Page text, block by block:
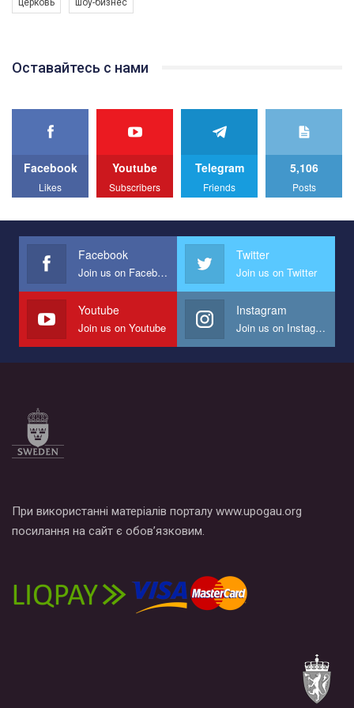
Якщо ти хочеш підтримати нас - просто натисни "лайк" під
best video, representing programme for the development of
We appeal to your support and ask to help us implement our plan
All you have to do is to press "Like" below the video.
Эмоционально сильный ролик от команды "Гей-альянс
представляющий программу развития организации.
Мы просим вас поддержать нас и помочь нам реализовать
наш план по борьбе с насилием и дискриминацией на почве
СОГИ в Украине.
Все, что вам нужно сделать - это зайти на наш канал YouTube
по этой ссылке и поставить лайк под видео.
церковь шоу-бизнес
Оставайтесь с нами
Facebook
Likes
Youtube
Subscribers
Telegram
Friends
5,106
Posts
Facebook
Join us on Facebook
Twitter
Join us on Twitter
Youtube
Join us on Youtube
Instagram
Join us on Instagram
При використанні матеріалів порталу www.upogau.org
посилання на сайт є обов’язковим.